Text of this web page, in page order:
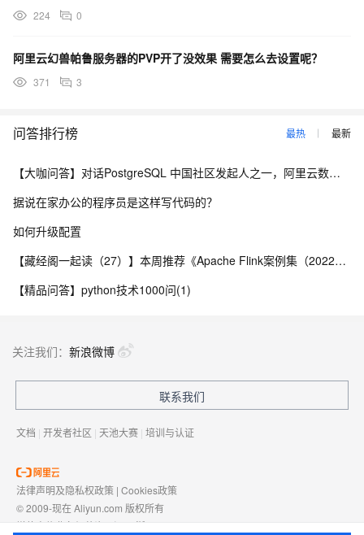
224 0
阿里云幻兽帕鲁服务器的PVP开了没效果 需要怎么去设置呢？
371 3
问答排行榜 最热 最新
【大咖问答】对话PostgreSQL 中国社区发起人之一，阿里云数据库高级专家 德哥
据说在家办公的程序员是这样写代码的？
如何升级配置
【藏经阁一起读（27）】本周推荐《Apache Flink案例集（2022版）》，你有哪些心得？
【精品问答】python技术1000问(1)
关注我们： 新浪微博
联系我们
文档 | 开发者社区 | 天池大赛 | 培训与认证
法律声明及隐私权政策 | Cookies政策
© 2009-现在 Aliyun.com 版权所有
增值电信业务经营许可证： 浙B2-20080101